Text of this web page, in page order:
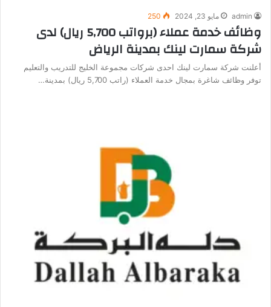
admin مايو 23, 2024 250
وظائف خدمة عملاء (برواتب 5,700 ريال) لدى
شركة سمارت لينك بمدينة الرياض
أعلنت شركة سمارت لينك احدى شركات مجموعة الخليج للتدريب والتعليم
توفر وظائف شاغرة بمجال خدمة العملاء (راتب 5,700 ريال) بمدينة…